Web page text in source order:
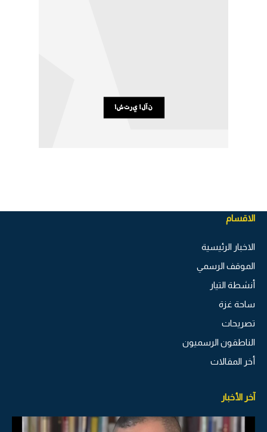
الاقسام
الاخبار الرئيسية
الموقف الرسمي
أنشطة التيار
ساحة غزة
تصريحات
الناطقون الرسميون
أخر المقالات
آخر الأخبار